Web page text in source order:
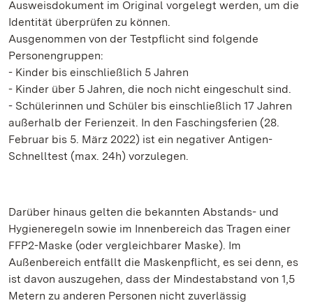
Ausweisdokument im Original vorgelegt werden, um die
Identität überprüfen zu können.
Ausgenommen von der Testpflicht sind folgende
Personengruppen:
- Kinder bis einschließlich 5 Jahren
- Kinder über 5 Jahren, die noch nicht eingeschult sind.
- Schülerinnen und Schüler bis einschließlich 17 Jahren
außerhalb der Ferienzeit. In den Faschingsferien (28.
Februar bis 5. März 2022) ist ein negativer Antigen-
Schnelltest (max. 24h) vorzulegen.
Darüber hinaus gelten die bekannten Abstands- und
Hygieneregeln sowie im Innenbereich das Tragen einer
FFP2-Maske (oder vergleichbarer Maske). Im
Außenbereich entfällt die Maskenpflicht, es sei denn, es
ist davon auszugehen, dass der Mindestabstand von 1,5
Metern zu anderen Personen nicht zuverlässig